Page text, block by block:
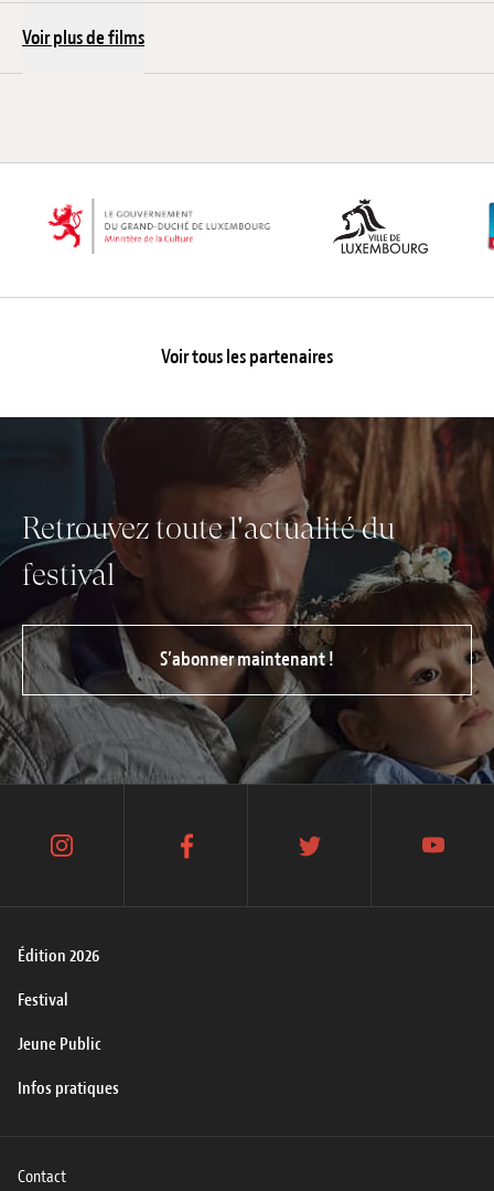
Voir plus de films
Voir tous les partenaires
Retrouvez toute l'actualité du
festival
S’abonner maintenant !
Édition 2026
Festival
Jeune Public
Infos pratiques
instagram facebook twitter youtube
Contact